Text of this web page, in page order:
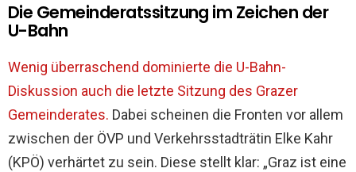
Die Gemeinderatssitzung im Zeichen der
U-Bahn
Wenig überraschend dominierte die U-Bahn-
Diskussion auch die letzte Sitzung des Grazer
Gemeinderates. Dabei scheinen die Fronten vor allem
zwischen der ÖVP und Verkehrsstadträtin Elke Kahr
(KPÖ) verhärtet zu sein. Diese stellt klar: „Graz ist eine